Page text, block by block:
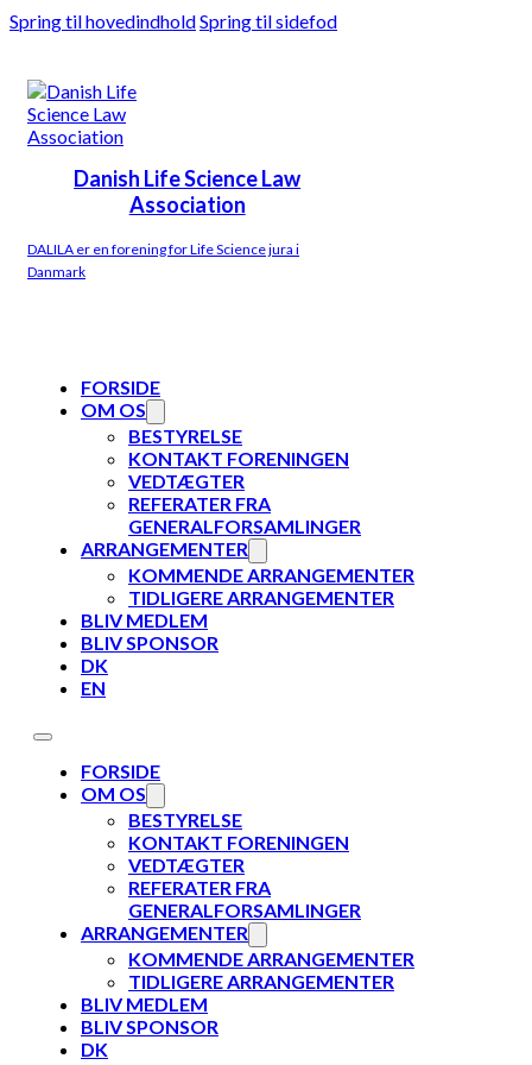
Spring til hovedindholdSpring til sidefod
Danish Life Science Law
Association
DALILA er en forening for Life Science jura i
Danmark
FORSIDE
OM OS
BESTYRELSE
KONTAKT FORENINGEN
VEDTÆGTER
REFERATER FRA
GENERALFORSAMLINGER
ARRANGEMENTER
KOMMENDE ARRANGEMENTER
TIDLIGERE ARRANGEMENTER
BLIV MEDLEM
BLIV SPONSOR
DK
EN
FORSIDE
OM OS
BESTYRELSE
KONTAKT FORENINGEN
VEDTÆGTER
REFERATER FRA
GENERALFORSAMLINGER
ARRANGEMENTER
KOMMENDE ARRANGEMENTER
TIDLIGERE ARRANGEMENTER
BLIV MEDLEM
BLIV SPONSOR
DK